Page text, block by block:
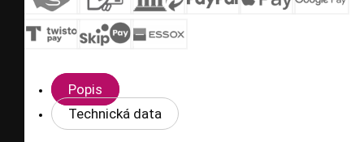
Popis
Technická data